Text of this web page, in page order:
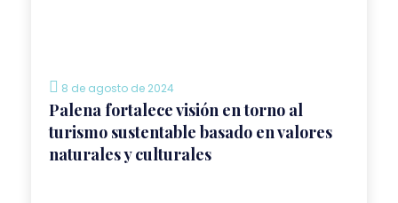
8 de agosto de 2024
Palena fortalece visión en torno al
turismo sustentable basado en valores
naturales y culturales